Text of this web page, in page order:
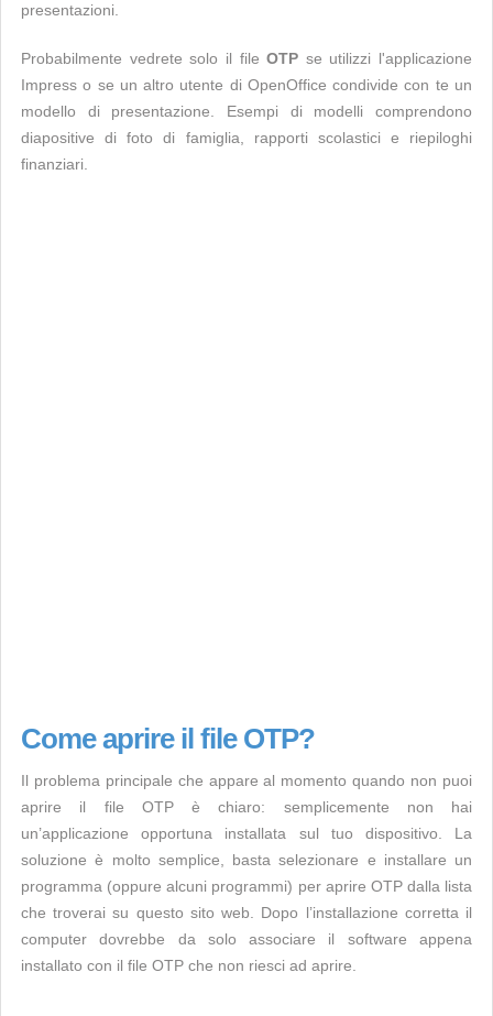
presentazioni.
Probabilmente vedrete solo il fileOTP se utilizzi l'applicazione
Impress o se un altro utente di OpenOffice condivide con te un
modello di presentazione. Esempi di modelli comprendono
diapositive di foto di famiglia, rapporti scolastici e riepiloghi
finanziari.
Come aprire il file OTP?
Il problema principale che appare al momento quando non puoi
aprire il file OTP è chiaro: semplicemente non hai
un’applicazione opportuna installata sul tuo dispositivo. La
soluzione è molto semplice, basta selezionare e installare un
programma (oppure alcuni programmi) per aprire OTP dalla lista
che troverai su questo sito web. Dopo l’installazione corretta il
computer dovrebbe da solo associare il software appena
installato con il file OTP che non riesci ad aprire.